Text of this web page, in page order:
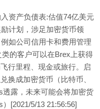
资产负债表:估值74亿美元
计划，涉足加密货币领
如公司信用卡和费用管理
的客户可以在Brex上获得
行里程、现金或旅行。启
换成加密货币（比特币、
透露，未来可能会将加密货
[2021/5/13 21:56:56]